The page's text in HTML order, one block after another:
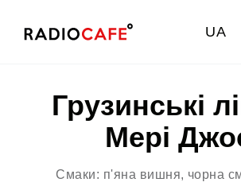
UA
EN
Грузинські
Мері
Смаки: п'яна вишня, чорна